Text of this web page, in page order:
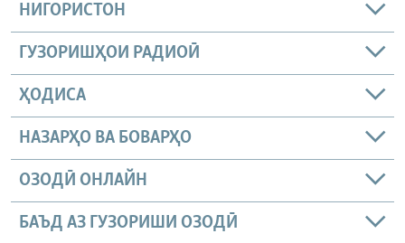
НИГОРИСТОН
ГУЗОРИШҲОИ РАДИОӢ
ҲОДИСА
НАЗАРҲО ВА БОВАРҲО
ОЗОДӢ ОНЛАЙН
БАЪД АЗ ГУЗОРИШИ ОЗОДӢ